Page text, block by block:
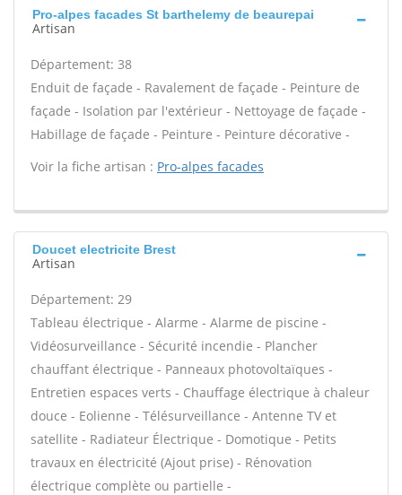
Pro-alpes facades St barthelemy de beaurepai
Artisan
Département: 38
Enduit de façade - Ravalement de façade - Peinture de
façade - Isolation par l'extérieur - Nettoyage de façade -
Habillage de façade - Peinture - Peinture décorative -
Voir la fiche artisan : Pro-alpes facades
Doucet electricite Brest
Artisan
Département: 29
Tableau électrique - Alarme - Alarme de piscine -
Vidéosurveillance - Sécurité incendie - Plancher
chauffant électrique - Panneaux photovoltaïques -
Entretien espaces verts - Chauffage électrique à chaleur
douce - Eolienne - Télésurveillance - Antenne TV et
satellite - Radiateur Électrique - Domotique - Petits
travaux en électricité (Ajout prise) - Rénovation
électrique complète ou partielle -